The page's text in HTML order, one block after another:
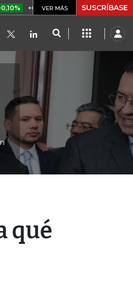
UVR $ 416,91 +$ 0,05 +0,01%
VER MÁS SUSCRÍBASE
qué